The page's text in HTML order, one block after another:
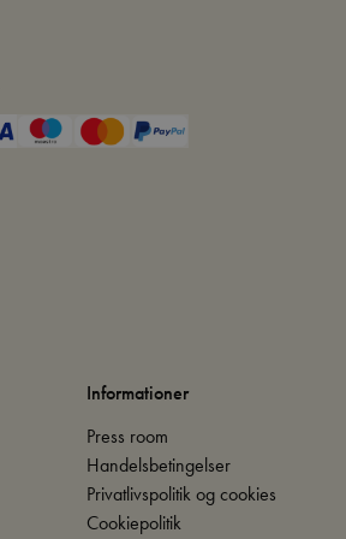
Informationer
Press room
Handelsbetingelser
Privatlivspolitik og cookies
Cookiepolitik